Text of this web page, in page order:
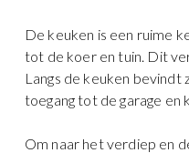
De keuken is een ruime
tot de koer en tuin. Dit
Langs de keuken bevindt
toegang tot de garage en
Om naar het verdiep en